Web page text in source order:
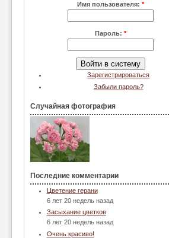
Имя пользователя: *
Пароль: *
Зарегистрироваться
Забыли пароль?
Случайная фотография
Последние комментарии
Цветение герани
6 лет 20 недель назад
Засыхание цветков
6 лет 20 недель назад
Очень красиво!